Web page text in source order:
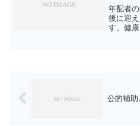
年配者
後に迎
す。健
公的補